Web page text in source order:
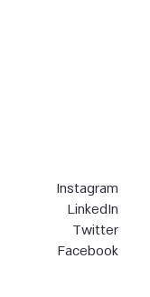
Instagram
LinkedIn
Twitter
Facebook